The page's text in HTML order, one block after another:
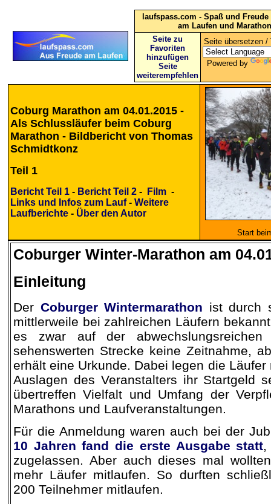
laufspass.com - Spaß und
am Laufen und Marathon
Seite zu
Favoriten
hinzufügen
Seite
weiterempfehlen
Seite übersetzen /
Powered by
Coburg Marathon am 04.01.2015 -
Als Schlussläufer beim Coburg
Marathon - Bildbericht von Thomas
Schmidtkonz
Teil 1
Bericht Teil 1 - Bericht Teil 2 - Film -
Links und Infos zum Lauf- Weitere
Laufberichte - Über den Autor
Start
Coburger Winter-Marathon am
Einleitung
Der Coburger Wintermarathon ist durch
mittlerweile bei zahlreichen Läufern
es zwar auf der abwechslungsreichen
sehenswerten Strecke keine Zeitnahme,
erhält eine Urkunde. Dabei legen die
Auslagen des Veranstalters ihr Startgeld
übertreffen Vielfalt und Umfang der
Marathons und Laufveranstaltungen.
Für die Anmeldung waren auch bei der
10 Jahren fand die erste Ausgabe statt,
zugelassen. Aber auch dieses mal
mehr Läufer mitlaufen. So durften
200 Teilnehmer mitlaufen.